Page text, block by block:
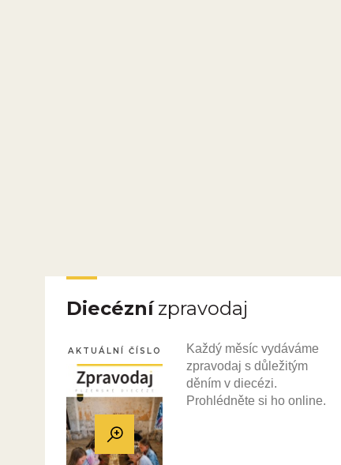
Diecéznízpravodaj
AKTUÁLNÍ ČÍSLO
Každý měsíc vydáváme
zpravodaj s důležitým
děním v diecézi.
Prohlédněte si ho online.